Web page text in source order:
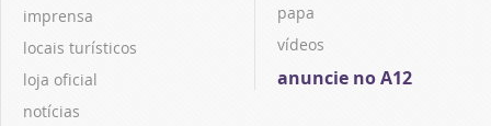
imprensa
locais turísticos
loja oficial
notícias
papa
vídeos
anuncie no A12